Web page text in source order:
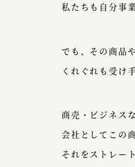
私たちも自分事
でも、その商品
くれぐれも受け
商売・ビジネス
会社としてこの
それをストレー